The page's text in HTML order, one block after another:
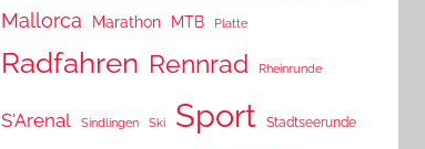
Mallorca Marathon MTB Platte
Radfahren Rennrad Rheinrunde
S'Arenal Sindlingen Ski Sport Stadtseerunde